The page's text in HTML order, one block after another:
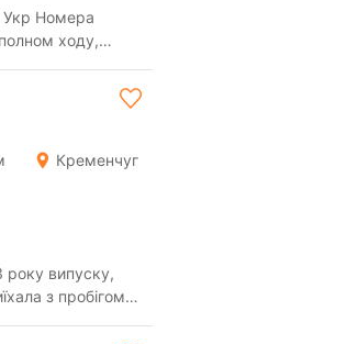
Укр Номера
ходу,
Кременчуг
випуску,
з пробігом